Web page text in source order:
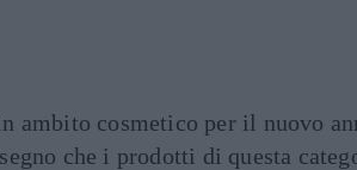
ambito cosmetico per il nuovo
che i prodotti di questa